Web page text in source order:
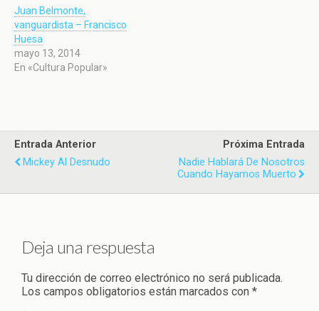
Juan Belmonte,
vanguardista – Francisco
Huesa
mayo 13, 2014
En «Cultura Popular»
Entrada Anterior
Mickey Al Desnudo
Próxima Entrada
Nadie Hablará De Nosotros
Cuando Hayamos Muerto
Deja una respuesta
Tu dirección de correo electrónico no será publicada.
Los campos obligatorios están marcados con *